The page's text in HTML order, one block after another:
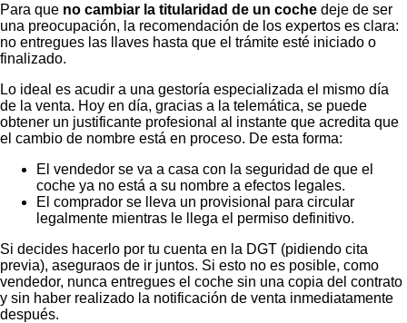
Para que no cambiar la titularidad de un coche deje de ser
una preocupación, la recomendación de los expertos es clara:
no entregues las llaves hasta que el trámite esté iniciado o
finalizado.
Lo ideal es acudir a una gestoría especializada el mismo día
de la venta. Hoy en día, gracias a la telemática, se puede
obtener un justificante profesional al instante que acredita que
el cambio de nombre está en proceso. De esta forma:
El vendedor se va a casa con la seguridad de que el
coche ya no está a su nombre a efectos legales.
El comprador se lleva un provisional para circular
legalmente mientras le llega el permiso definitivo.
Si decides hacerlo por tu cuenta en la DGT (pidiendo cita
previa), aseguraos de ir juntos. Si esto no es posible, como
vendedor, nunca entregues el coche sin una copia del contrato
y sin haber realizado la notificación de venta inmediatamente
después.